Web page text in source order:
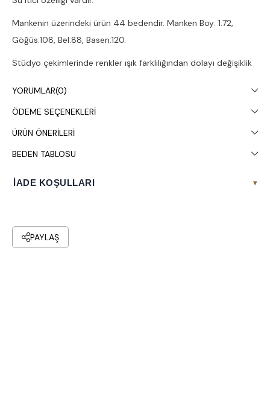
Mankenin üzerindeki ürün 44 bedendir. Manken Boy: 1.72,
Göğüs:108, Bel:88, Basen:120.
Stüdyo çekimlerinde renkler ışık farklılığından dolayı değişiklik
YORUMLAR(0)
ÖDEME SEÇENEKLERI
ÜRÜN ÖNERILERI
BEDEN TABLOSU
İADE KOŞULLARI ▾
PAYLAŞ